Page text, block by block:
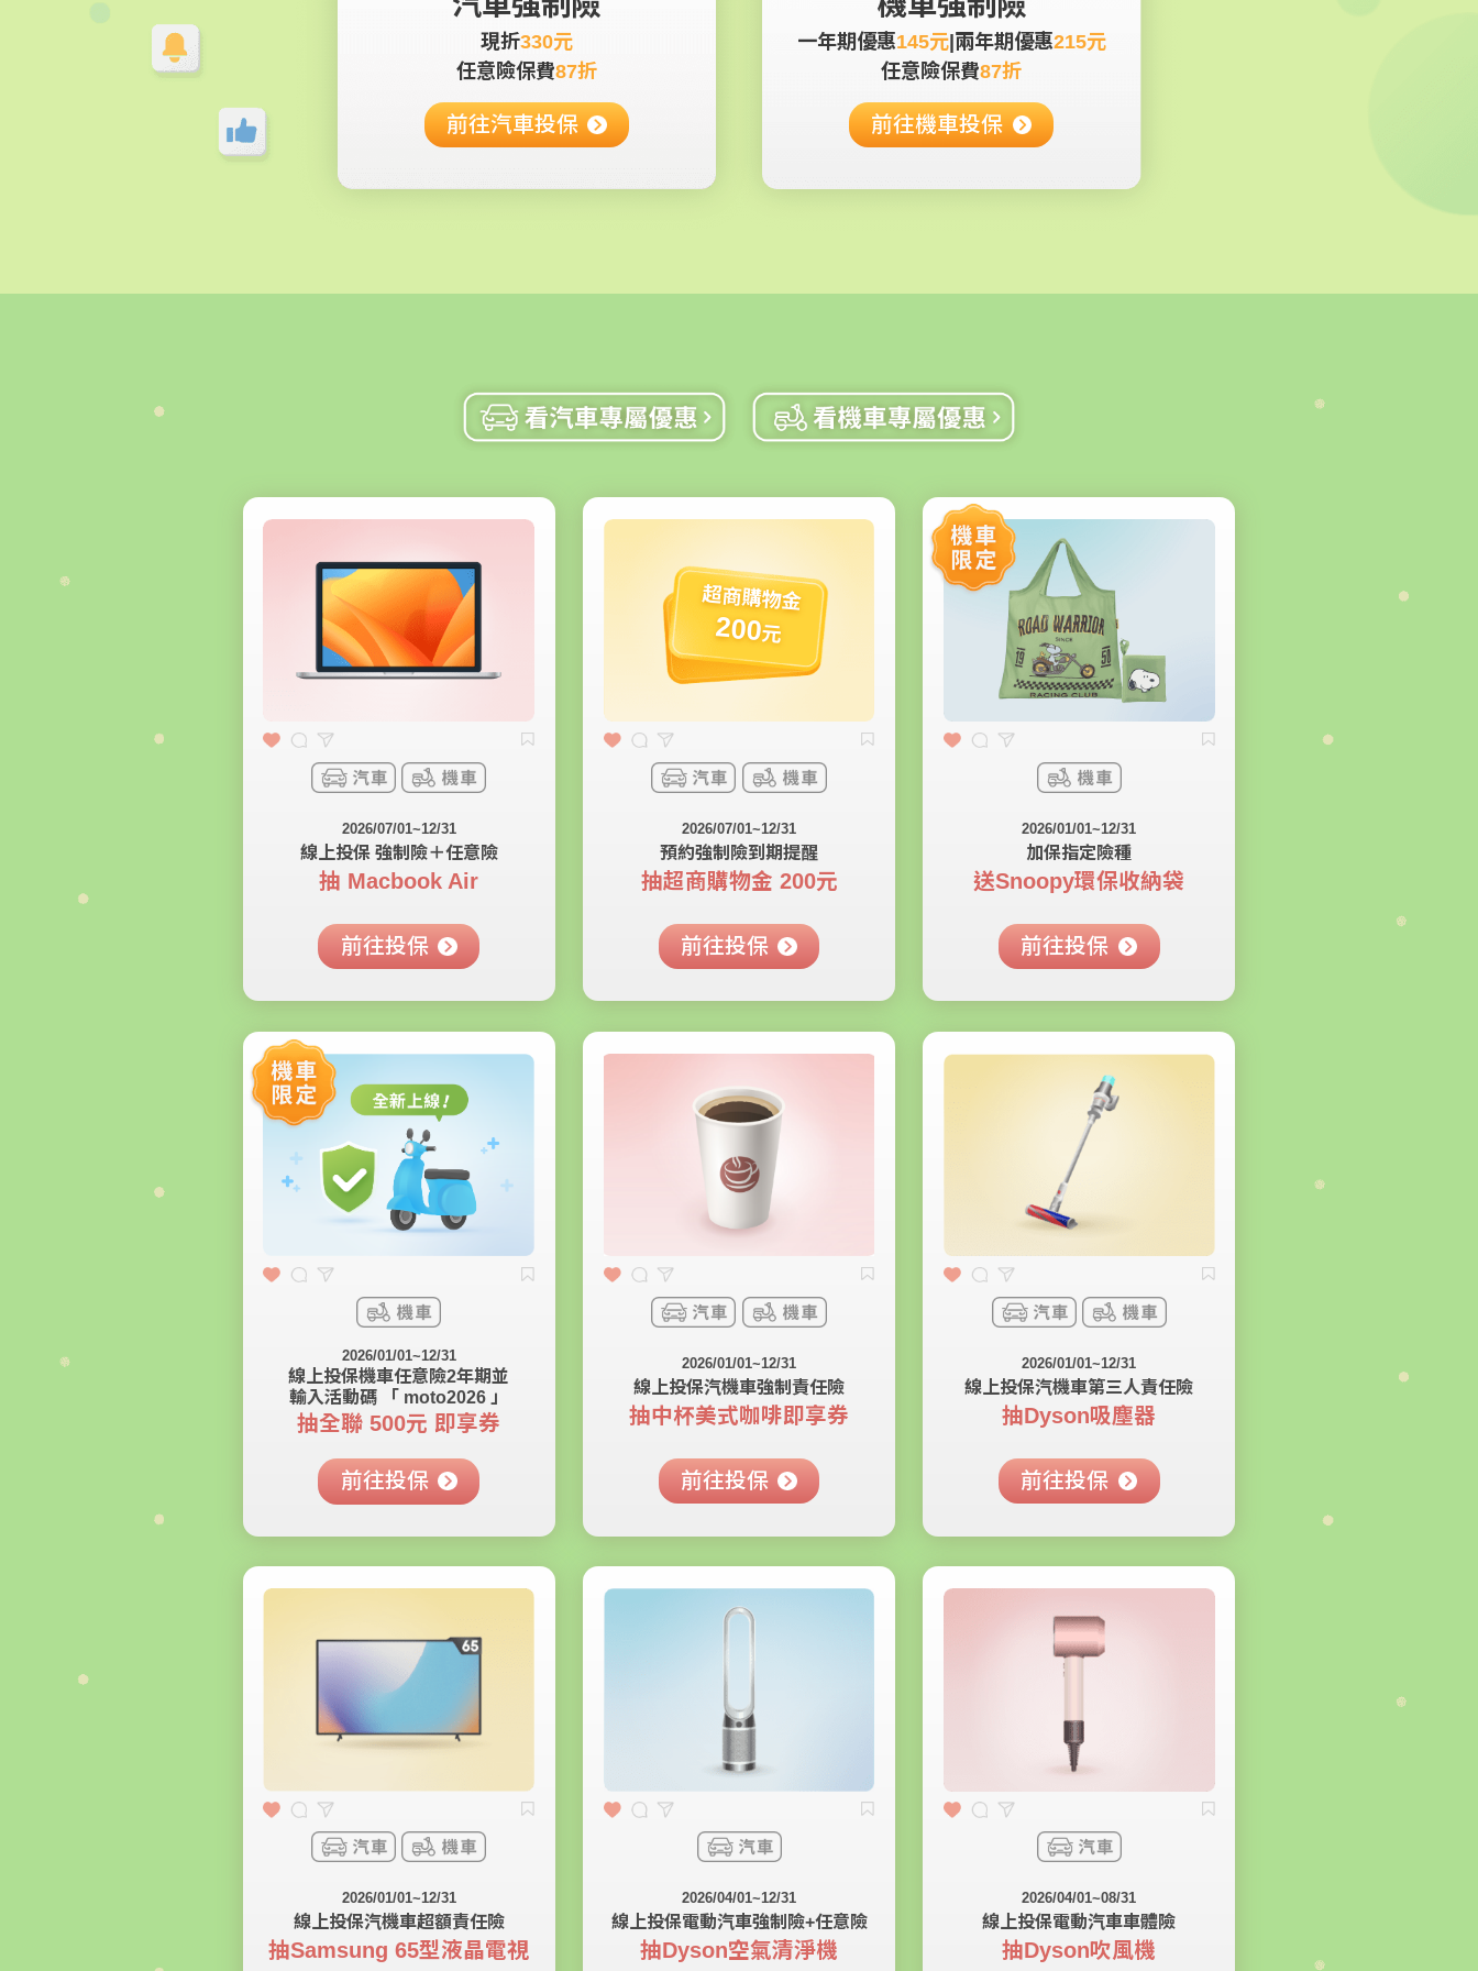
現折330元
任意險保費87折
前往汽車投保
一年期優惠145元|兩年期優惠215元
任意險保費87折
前往機車投保
2026/07/01~12/31
線上投保 強制險＋任意險
抽 Macbook Air
前往投保
超商購物金
200元
2026/07/01~12/31
預約強制險到期提醒
抽超商購物金 200元
前往投保
2026/01/01~12/31
加保指定險種
送Snoopy環保收納袋
前往投保
2026/01/01~12/31
線上投保機車任意險2年期並
輸入活動碼 「 moto2026 」
抽全聯 500元 即享券
前往投保
2026/01/01~12/31
線上投保汽機車強制責任險
抽中杯美式咖啡即享券
前往投保
2026/01/01~12/31
線上投保汽機車第三人責任險
抽Dyson吸塵器
前往投保
2026/01/01~12/31
線上投保汽機車超額責任險
抽Samsung 65型液晶電視
2026/04/01~12/31
線上投保電動汽車強制險+任意險
抽Dyson空氣清淨機
2026/04/01~08/31
線上投保電動汽車車體險
抽Dyson吹風機